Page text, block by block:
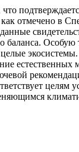
как отмечено в
Особую
естественных